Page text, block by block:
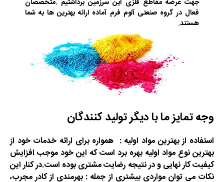
جهت عرضه مقاطع فلزی این سرزمین برداشتیم .متخصصان
فعال در گروه صنعتی آلوم فرم آماده ارائه بهترین ها به شما
هستند.
وجه تمایز ما با دیگر تولید کنندگان
استفاده از بهترین مواد اولیه: همواره برای ارائه خدمات خود از
بهترین نوع مواد اولیه بهره برد است که این خود موجب افزایش
کیفیت کار نهایی و در نتیجه رضایت مشتری بوده است.در کنار این
نکات می توان مواردی بیشتری از جمله : بهرمندی از کادر مجرب،